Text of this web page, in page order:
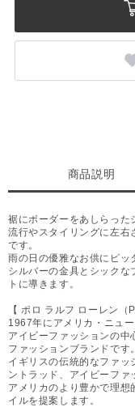
商品説明
裾にボーダーをあしらった
流行やスタイリングに左右
です。
雨の日の優雅なお供にピッ
シルバーの金具とシックな
トに導きます。
【 ポロ ラルフ ローレン
1967年にアメリカ・ニュ
アイビーファッションの中
ファッションブランドです。
イギリスの伝統的なファッ
ントラッド、アイビーファ
アメリカのより豊かで理想
イルを提案します。